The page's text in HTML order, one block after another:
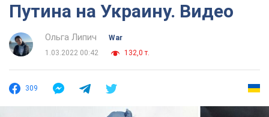
Путина на Украину. Видео
Ольга Липич
War
1.03.2022 00:42
132,0 т.
309